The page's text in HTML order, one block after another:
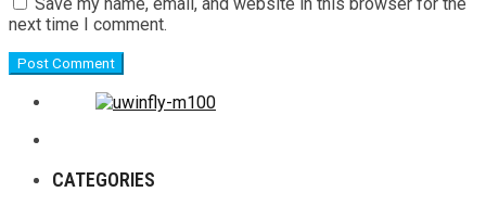
next time I comment.
CATEGORIES